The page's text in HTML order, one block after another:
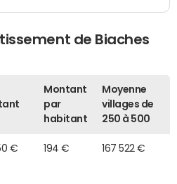
de Biaches
Montant
par
habitant
Moyenne
villages de
250 à 500
€ 194 € 167 522 €